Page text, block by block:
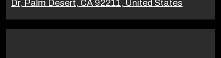
Dr, Palm Desert, CA 92211, United States